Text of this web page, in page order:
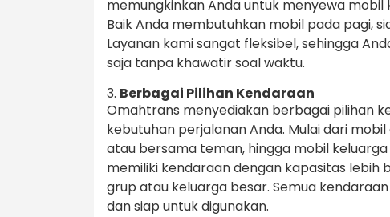
memungkinkan Anda untuk menyewa mobil
Baik Anda membutuhkan mobil pada pagi,
Layanan kami sangat fleksibel, sehingga
saja tanpa khawatir soal waktu.
3. Berbagai Pilihan Kendaraan
Omahtrans menyediakan berbagai pilihan
kebutuhan perjalanan Anda. Mulai dari
atau bersama teman, hingga mobil
memiliki kendaraan dengan kapasitas lebih
grup atau keluarga besar. Semua
dan siap untuk digunakan.